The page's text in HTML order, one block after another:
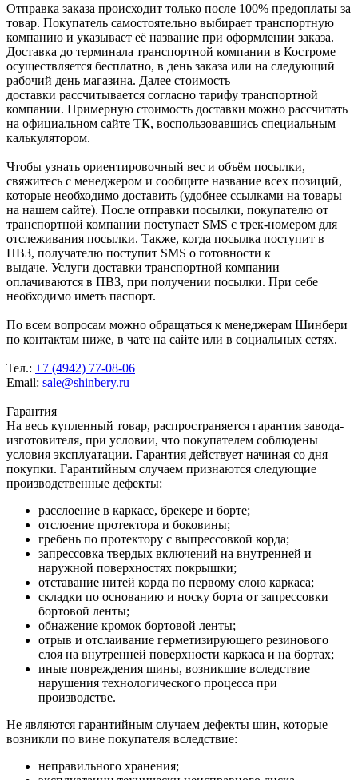
Отправка заказа происходит только после 100% предоплаты за
товар. Покупатель самостоятельно выбирает транспортную
компанию и указывает её название при оформлении заказа.
Доставка до терминала транспортной компании в Костроме
осуществляется бесплатно, в день заказа или на следующий
рабочий день магазина. Далее стоимость
доставки рассчитывается согласно тарифу транспортной
компании. Примерную стоимость доставки можно рассчитать
на официальном сайте ТК, воспользовавшись специальным
калькулятором.
Чтобы узнать ориентировочный вес и объём посылки,
свяжитесь с менеджером и сообщите название всех позиций,
которые необходимо доставить (удобнее ссылками на товары
на нашем сайте). После отправки посылки, покупателю от
транспортной компании поступает SMS с трек-номером для
отслеживания посылки. Также, когда посылка поступит в
ПВЗ, получателю поступит SMS о готовности к
выдаче. Услуги доставки транспортной компании
оплачиваются в ПВЗ, при получении посылки. При себе
необходимо иметь паспорт.
По всем вопросам можно обращаться к менеджерам Шинбери
по контактам ниже, в чате на сайте или в социальных сетях.
Тел.: +7 (4942) 77-08-06
Email: sale@shinbery.ru
Гарантия
На весь купленный товар, распространяется гарантия завода-
изготовителя, при условии, что покупателем соблюдены
условия эксплуатации. Гарантия действует начиная со дня
покупки. Гарантийным случаем признаются следующие
производственные дефекты:
расслоение в каркасе, брекере и борте;
отслоение протектора и боковины;
гребень по протектору с выпрессовкой корда;
запрессовка твердых включений на внутренней и
наружной поверхностях покрышки;
отставание нитей корда по первому слою каркаса;
складки по основанию и носку борта от запрессовки
бортовой ленты;
обнажение кромок бортовой ленты;
отрыв и отслаивание герметизирующего резинового
слоя на внутренней поверхности каркаса и на бортах;
иные повреждения шины, возникшие вследствие
нарушения технологического процесса при
производстве.
Не являются гарантийным случаем дефекты шин, которые
возникли по вине покупателя вследствие:
неправильного хранения;